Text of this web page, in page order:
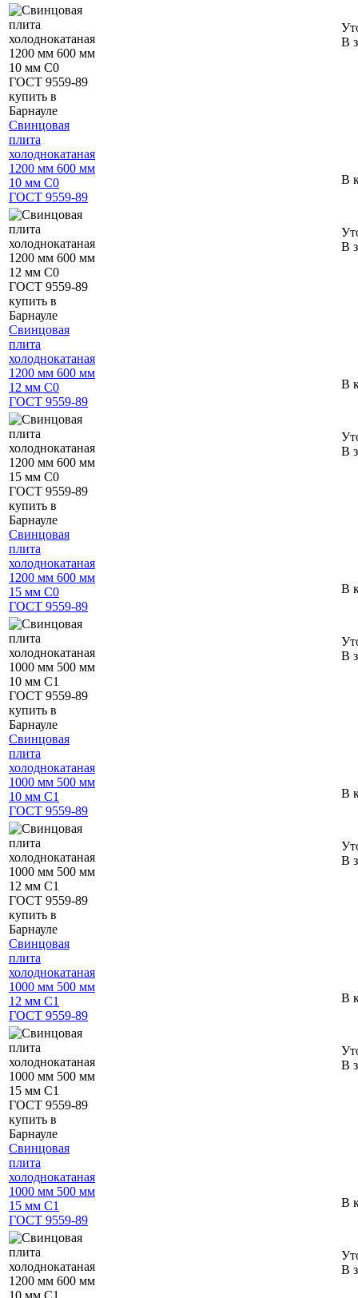
Свинцовая
плита
холоднокатаная
1200 мм 600 мм
10 мм С0
ГОСТ 9559-89
В
В
Свинцовая
плита
холоднокатаная
1200 мм 600 мм
12 мм С0
ГОСТ 9559-89
В
В
Свинцовая
плита
холоднокатаная
1200 мм 600 мм
15 мм С0
ГОСТ 9559-89
В
В
Свинцовая
плита
холоднокатаная
1000 мм 500 мм
10 мм С1
ГОСТ 9559-89
В
В
Свинцовая
плита
холоднокатаная
1000 мм 500 мм
12 мм С1
ГОСТ 9559-89
В
В
Свинцовая
плита
холоднокатаная
1000 мм 500 мм
15 мм С1
ГОСТ 9559-89
В
В
В